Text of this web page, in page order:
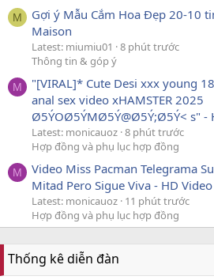
M
Gợi ý Mẫu Cắm Hoa Đẹp 20-10
Maison
Latest: miumiu01
8 phút trước
Thông tin & góp ý
M
"[VIRAL]* Cute Desi xxx young
anal sex video xHAMSTER 2025
Ø5ÝOØ5ÝMØ5Ý@Ø5Ý;Ø5Ý< s" -
Latest: monicauoz 8 phút trước
Hợp đồng và phụ lục hợp đồng
M
Video Miss Pacman Telegrama
Mitad Pero Sigue Viva - HD
Latest: monicauoz 11 phút trước
Hợp đồng và phụ lục hợp đồng
Thống kê diễn đàn